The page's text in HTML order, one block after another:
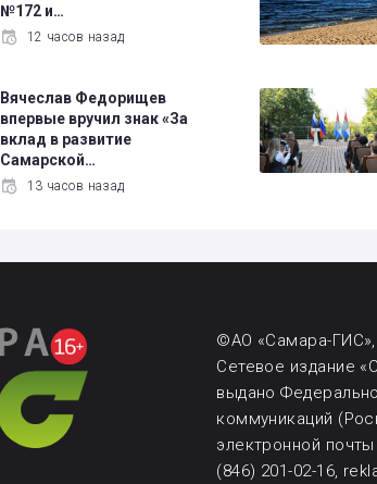
№172 и…
12 часов назад
Вячеслав Федорищев
впервые вручил знак «За
вклад в развитие
Самарской…
13 часов назад
©АО «Самара-ГИС»,
Сетевое издание
выдано
коммуникаций
электронной
(846) 201-02-16,